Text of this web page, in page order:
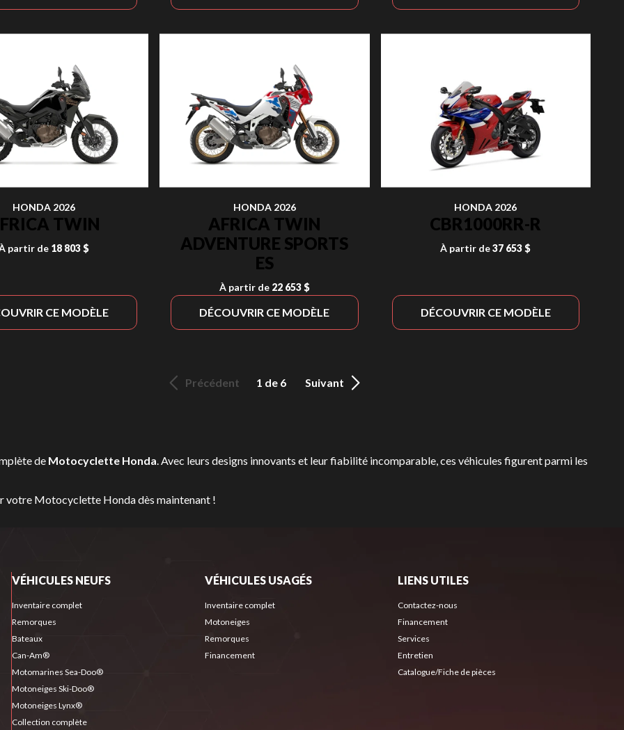
HONDA 2026
TWIN
partir de 18 803 $
CE MODÈLE
HONDA 2026
AFRICA TWIN
ADVENTURE SPORTS
ES
À partir de 22 653 $
DÉCOUVRIR CE MODÈLE
HONDA 2026
CBR1000RR-R
À partir de37 653 $
DÉCOUVRIR CE MODÈLE
Précédent 1 de 6 Suivant
de Motocyclette Honda. Avec leurs designs innovants et leur fiabilité incomparable, ces véhicules figurent parmi les
votre Motocyclette Honda dès maintenant !
VÉHICULES NEUFS
Inventaire complet
Remorques
Bateaux
Can-Am®
Motomarines Sea-Doo®
Motoneiges Ski-Doo®
Motoneiges Lynx®
Collection complète
VÉHICULES USAGÉS
Inventaire complet
Motoneiges
Remorques
Financement
LIENS UTILES
Contactez-nous
Financement
Services
Entretien
Catalogue/Fiche de pièces